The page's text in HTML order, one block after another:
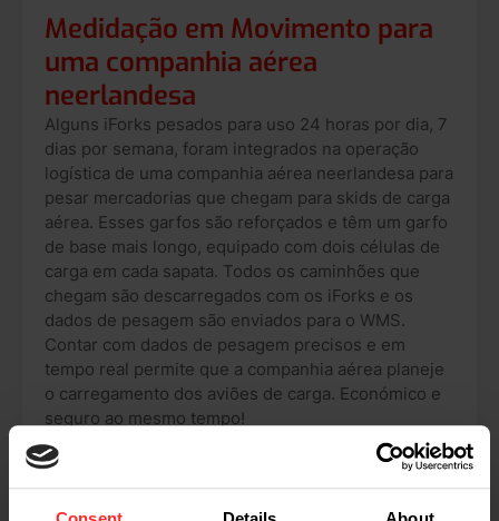
Medidação em Movimento para
uma companhia aérea
neerlandesa
Alguns iForks pesados ​​para uso 24 horas por dia, 7
dias por semana, foram integrados na operação
logística de uma companhia aérea neerlandesa para
pesar mercadorias que chegam para skids de carga
aérea. Esses garfos são reforçados e têm um garfo
de base mais longo, equipado com dois células de
carga em cada sapata. Todos os caminhões que
chegam são descarregados com os iForks e os
dados de pesagem são enviados para o WMS.
Contar com dados de pesagem precisos e em
tempo real permite que a companhia aérea planeje
o carregamento dos aviões de carga. Económico e
seguro ao mesmo tempo!